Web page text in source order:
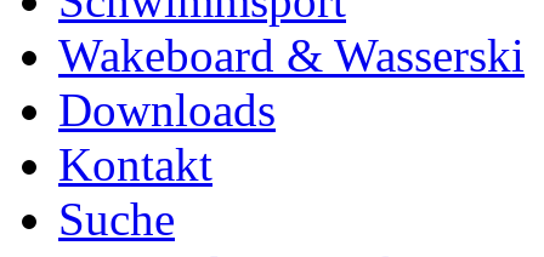
Wakeboard & Wasserski
Downloads
Kontakt
Suche